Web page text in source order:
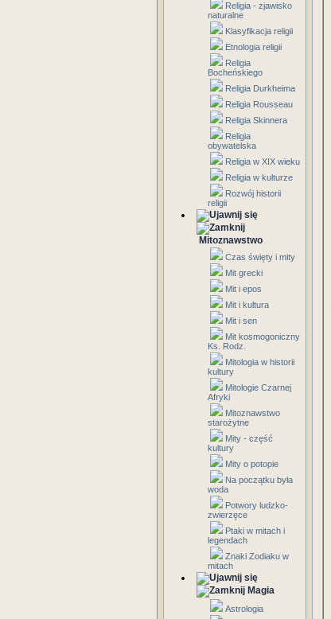
Religia - zjawisko
naturalne
Klasyfikacja religii
Etnologia religii
Religia
Bocheńskiego
Religia Durkheima
Religia Rousseau
Religia Skinnera
Religia
obywatelska
Religia w XIX wieku
Religia w kulturze
Rozwój historii
religii
Mitoznawstwo
Czas święty i mity
Mit grecki
Mit i epos
Mit i kultura
Mit i sen
Mit kosmogoniczny
Ks. Rodz.
Mitologia w historii
kultury
Mitologie Czarnej
Afryki
Mitoznawstwo
starożytne
Mity - część
kultury
Mity o potopie
Na początku była
woda
Potwory ludzko-
zwierzęce
Ptaki w mitach i
legendach
Znaki Zodiaku w
mitach
Magia
Astrologia